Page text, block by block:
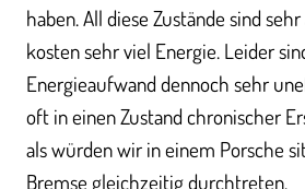
haben. All diese Zustände sind
kosten sehr viel Energie. Leider
Energieaufwand dennoch sehr
oft in einen Zustand chronischer
als würden wir in einem Porsche
Bremse gleichzeitig durchtreten.